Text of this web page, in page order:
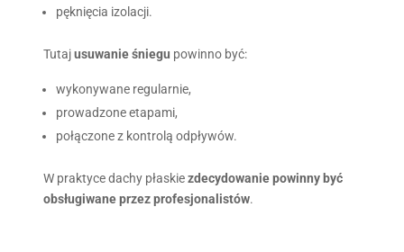
pęknięcia izolacji.
Tutajusuwanie śniegu powinno być:
wykonywane regularnie,
prowadzone etapami,
połączone z kontrolą odpływów.
W praktyce dachy płaskiezdecydowanie powinny być
obsługiwane przez profesjonalistów.